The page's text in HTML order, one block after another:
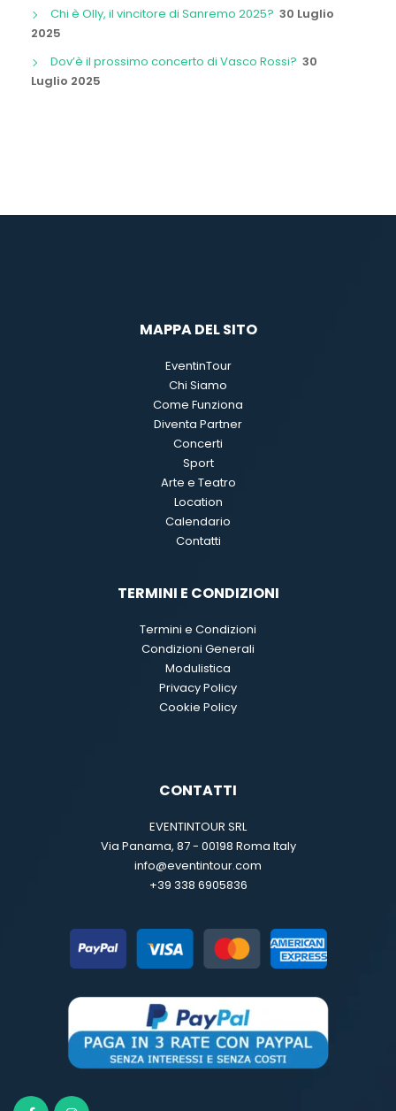
Chi è Olly, il vincitore di Sanremo 2025? 30 Luglio
2025
Dov’è il prossimo concerto di Vasco Rossi? 30
Luglio 2025
MAPPA DEL SITO
EventinTour
Chi Siamo
Come Funziona
Diventa Partner
Concerti
Sport
Arte e Teatro
Location
Calendario
Contatti
TERMINI E CONDIZIONI
Termini e Condizioni
Condizioni Generali
Modulistica
Privacy Policy
Cookie Policy
CONTATTI
EVENTINTOUR SRL
Via Panama, 87 - 00198 Roma Italy
info@eventintour.com
+39 338 6905836